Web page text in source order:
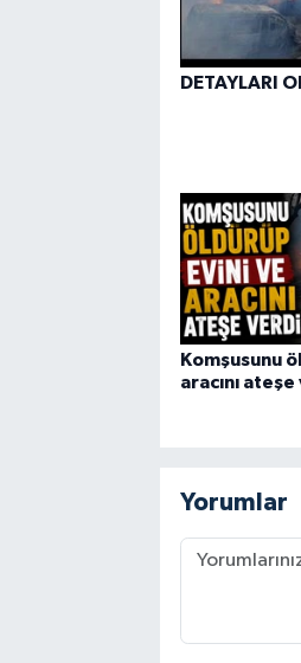
DETAYLARI
Komşusunu
aracını
Yorumlar